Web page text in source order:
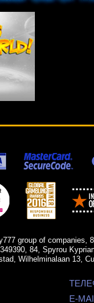
group of companies,
84, Spyrou
Wilhelminalaan 13,
E-